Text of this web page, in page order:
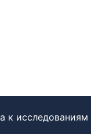
к исследованиям